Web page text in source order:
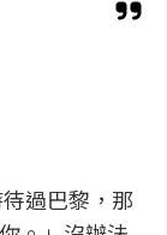
過巴黎，那